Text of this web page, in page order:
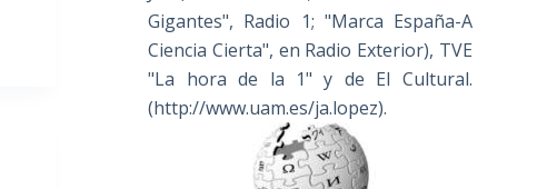
Gigantes", Radio 1; "Marca España-A
Ciencia Cierta", en Radio Exterior), TVE
"La hora de la 1" y de El Cultural.
(http://www.uam.es/ja.lopez).